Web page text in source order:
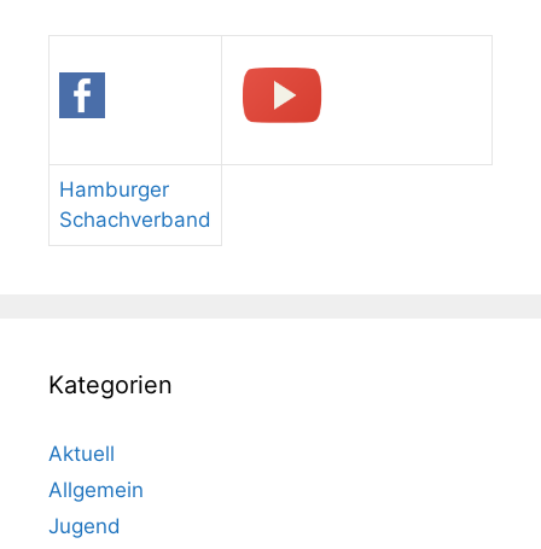
Hamburger
Schachverband
Kategorien
Aktuell
Allgemein
Jugend